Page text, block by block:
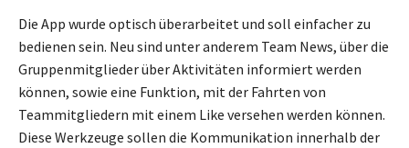
Die App wurde optisch überarbeitet und soll einfacher zu
bedienen sein. Neu sind unter anderem Team News, über die
Gruppenmitglieder über Aktivitäten informiert werden
können, sowie eine Funktion, mit der Fahrten von
Teammitgliedern mit einem Like versehen werden können.
Diese Werkzeuge sollen die Kommunikation innerhalb der